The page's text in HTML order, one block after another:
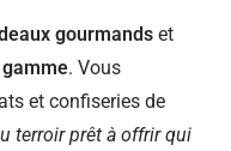
gourmands et
. Vous
et confiseries de
terroir prêt à offrir qui